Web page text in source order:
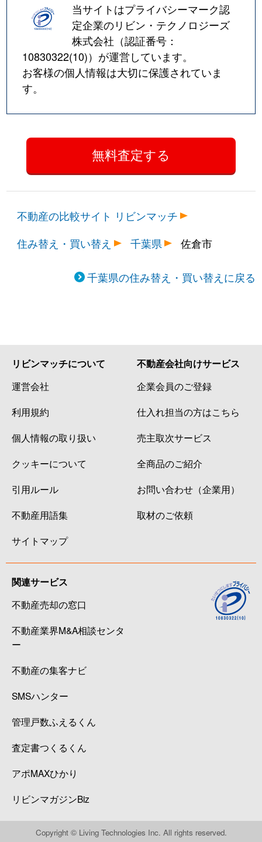
当サイトはプライバシーマーク認
定企業のリビン・テクノロジーズ
株式会社（認証番号：
10830322(10)）が運営しています。
お客様の個人情報は大切に保護されていま
す。
不動産の比較サイト リビンマッチ
住み替え・買い替え
千葉県 佐倉市
千葉県の住み替え・買い替えに戻る
リビンマッチについて
運営会社
利用規約
個人情報の取り扱い
クッキーについて
引用ルール
不動産用語集
サイトマップ
不動産会社向けサービス
企業会員のご登録
仕入れ担当の方はこちら
売主取次サービス
全商品のご紹介
お問い合わせ（企業用）
取材のご依頼
関連サービス
不動産売却の窓口
不動産業界M&A相談センタ
ー
不動産の集客ナビ
SMSハンター
管理戸数ふえるくん
査定書つくるくん
アポMAXひかり
リビンマガジンBiz
Copyright © Living Technologies Inc. All rights reserved.